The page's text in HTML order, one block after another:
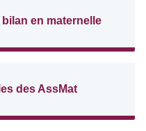
bilan en maternelle
des AssMat